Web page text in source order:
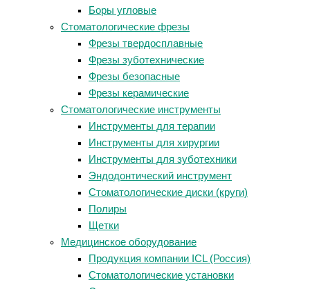
Боры угловые
Стоматологические фрезы
Фрезы твердосплавные
Фрезы зуботехнические
Фрезы безопасные
Фрезы керамические
Стоматологические инструменты
Инструменты для терапии
Инструменты для хирургии
Инструменты для зуботехники
Эндодонтический инструмент
Стоматологические диски (круги)
Полиры
Щетки
Медицинское оборудование
Продукция компании ICL (Россия)
Стоматологические установки